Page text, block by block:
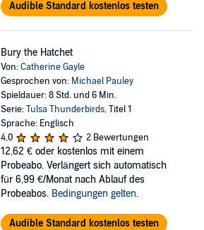
Audible Standard kostenlos testen
Bury the Hatchet
Von:Catherine Gayle
Gesprochen von: Michael Pauley
Spieldauer: 8 Std. und 6 Min.
Serie:Tulsa Thunderbirds, Titel 1
Sprache: Englisch
4,0
2 Bewertungen
12,62 € oder kostenlos mit einem
Probeabo. Verlängert sich automatisch
für 6,99 €/Monat nach Ablauf des
Probeabos. Bedingungen gelten.
Audible Standard kostenlos testen